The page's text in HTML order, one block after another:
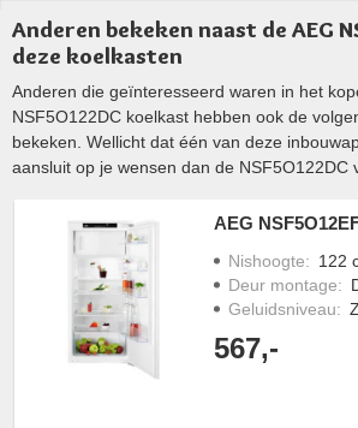
Anderen bekeken naast de AEG
deze koelkasten
Anderen die geïnteresseerd waren in het
NSF5O122DC koelkast hebben ook de
bekeken. Wellicht dat één van deze
aansluit op je wensen dan de NSF5O122DC
AEG
Nishoogte: 122
Deur montage:
Geluidsniveau:
567,-